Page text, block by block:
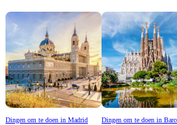
Dingen om te doen in Madrid Dingen om te doen in